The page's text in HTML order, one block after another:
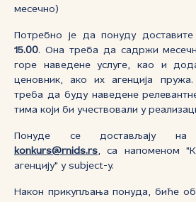
месечно)
Потребно је да понуду доставите
15.00. Она треба да садржи
горе наведене услуге, као и
ценовник, ако их агенција
треба да буду наведене
тима који би учествовали у
Понуде се достављају на
konkurs@rnids.rs, са напоменом "
агенцију" у subject-у.
Након прикупљања понуда, биће